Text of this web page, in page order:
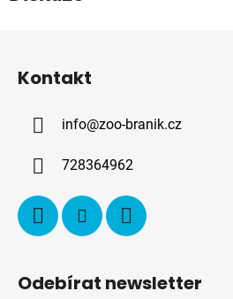
Kontakt
info@zoo-branik.cz
728364962
Odebírat newsletter